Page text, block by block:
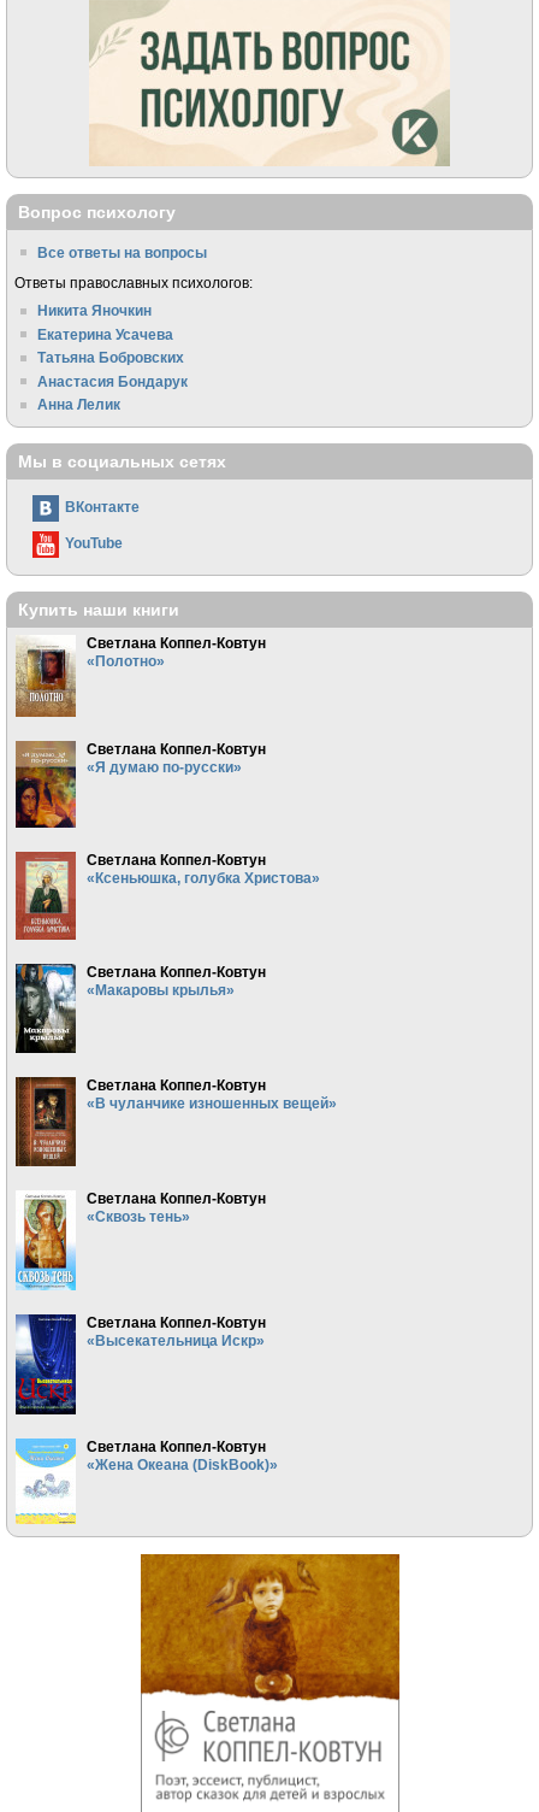
Вопрос психологу
Все ответы на вопросы
Ответы православных психологов:
Никита Яночкин
Екатерина Усачева
Татьяна Бобровских
Анастасия Бондарук
Анна Лелик
Мы в социальных сетях
ВКонтакте
YouTube
Купить наши книги
Светлана Коппел-Ковтун
«Полотно»
Светлана Коппел-Ковтун
«Я думаю по-русски»
Светлана Коппел-Ковтун
«Ксеньюшка, голубка Христова»
Светлана Коппел-Ковтун
«Макаровы крылья»
Светлана Коппел-Ковтун
«В чуланчике изношенных вещей»
Светлана Коппел-Ковтун
«Сквозь тень»
Светлана Коппел-Ковтун
«Высекательница Искр»
Светлана Коппел-Ковтун
«Жена Океана (DiskBook)»